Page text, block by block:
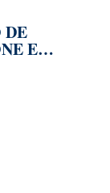
DE
EL